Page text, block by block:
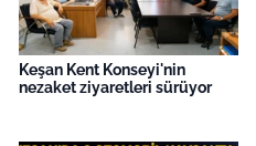
Keşan Kent Konseyi'nin
nezaket ziyaretleri sürüyor